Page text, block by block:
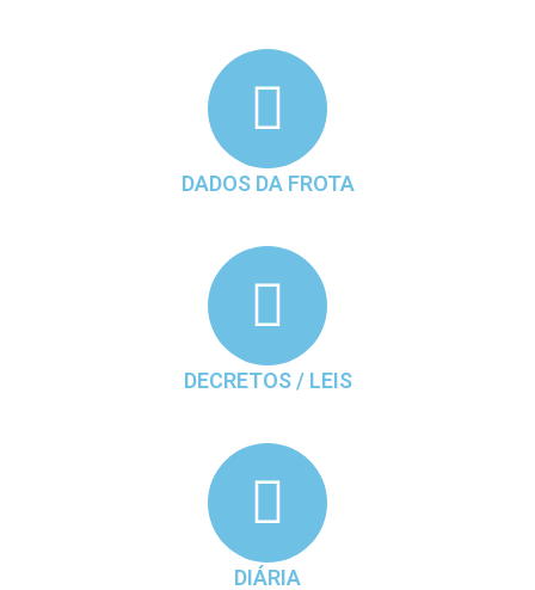
DADOS DA FROTA
DECRETOS / LEIS
DIÁRIA